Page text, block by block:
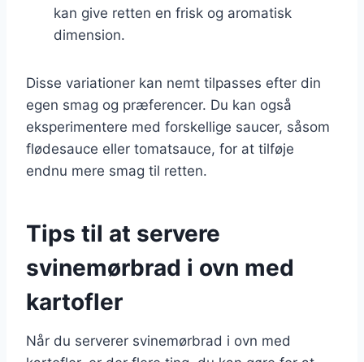
kan give retten en frisk og aromatisk
dimension.
Disse variationer kan nemt tilpasses efter din
egen smag og præferencer. Du kan også
eksperimentere med forskellige saucer, såsom
flødesauce eller tomatsauce, for at tilføje
endnu mere smag til retten.
Tips til at servere
svinemørbrad i ovn med
kartofler
Når du serverer svinemørbrad i ovn med